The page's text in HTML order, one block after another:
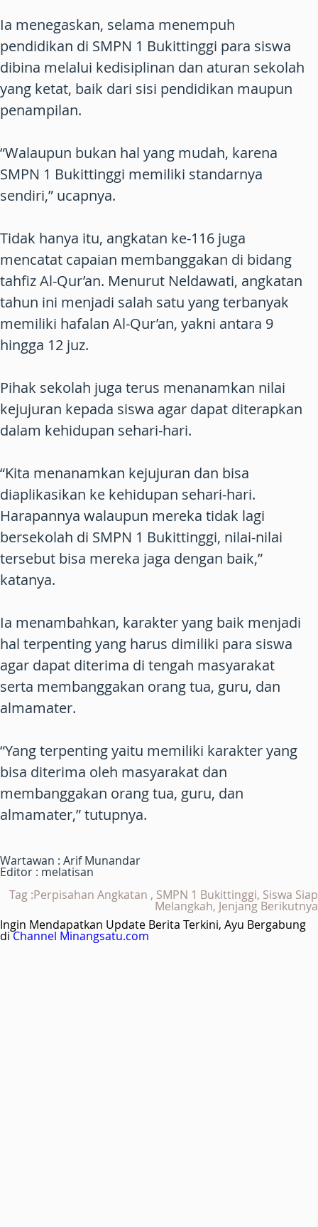
Ia menegaskan, selama menempuh
pendidikan di SMPN 1 Bukittinggi para siswa
dibina melalui kedisiplinan dan aturan sekolah
yang ketat, baik dari sisi pendidikan maupun
penampilan.
“Walaupun bukan hal yang mudah, karena
SMPN 1 Bukittinggi memiliki standarnya
sendiri,” ucapnya.
Tidak hanya itu, angkatan ke-116 juga
mencatat capaian membanggakan di bidang
tahfiz Al-Qur’an. Menurut Neldawati, angkatan
tahun ini menjadi salah satu yang terbanyak
memiliki hafalan Al-Qur’an, yakni antara 9
hingga 12 juz.
Pihak sekolah juga terus menanamkan nilai
kejujuran kepada siswa agar dapat diterapkan
dalam kehidupan sehari-hari.
“Kita menanamkan kejujuran dan bisa
diaplikasikan ke kehidupan sehari-hari.
Harapannya walaupun mereka tidak lagi
bersekolah di SMPN 1 Bukittinggi, nilai-nilai
tersebut bisa mereka jaga dengan baik,”
katanya.
Ia menambahkan, karakter yang baik menjadi
hal terpenting yang harus dimiliki para siswa
agar dapat diterima di tengah masyarakat
serta membanggakan orang tua, guru, dan
almamater.
“Yang terpenting yaitu memiliki karakter yang
bisa diterima oleh masyarakat dan
membanggakan orang tua, guru, dan
almamater,” tutupnya.
Wartawan : Arif Munandar
Editor : melatisan
Tag :Perpisahan Angkatan , SMPN 1 Bukittinggi, Siswa Siap
Melangkah, Jenjang Berikutnya
Ingin Mendapatkan Update Berita Terkini, Ayu Bergabung
diChannel Minangsatu.com